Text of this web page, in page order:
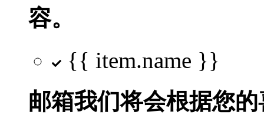
容。
{{ item.name }}
邮箱我们将会根据您